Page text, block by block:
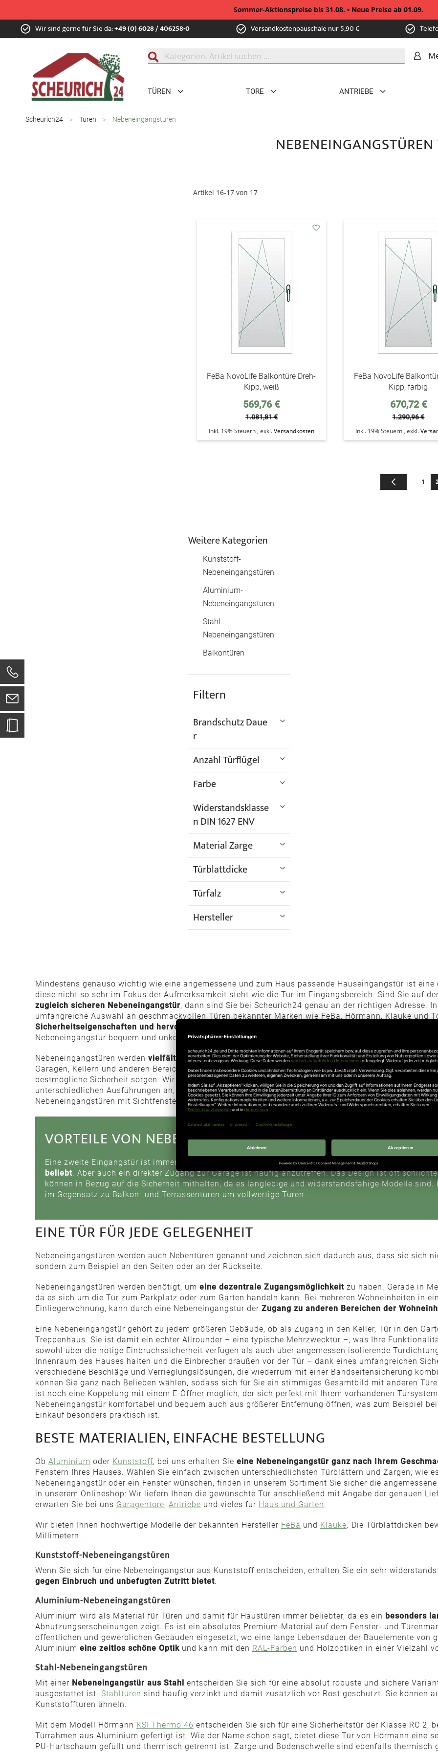
Sommer-Aktionspreise bis 31.08. • Neue Preise ab 01.09.
Zum
Inhalt Wir sind gerne für Sie da:+49 (0) 6028 / 406258-0 Versandkostenpauschale nur 5,90 €
TÜREN TORE ANTRIEBE
Scheurich24 Türen Nebeneingangstüren
Artikel 16-17von 17
FeBa NovoLife Balkontüre Dreh-
Kipp, weiß
Sonderpreis
569,76 €
1.081,81 €
Inkl. 19% Steuern , exkl.Versandkosten
FeBa NovoLife
Kipp, farbig
Sonderpreis
670,72 €
1.290,96 €
Inkl. 19% Steuern ,exkl.
Seite ZurückSeite
1
Filtern
Brandschutz Daue
r
Anzahl Türflügel
Farbe
Widerstandsklasse
n DIN 1627 ENV
Material Zarge
Türblattdicke
Türfalz
Hersteller
Weitere Kategorien
Kunststoff-
Nebeneingangstüren
Aluminium-
Nebeneingangstüren
Stahl-
Nebeneingangstüren
Balkontüren
Mindestens genauso wichtig wie eine angemessene und zum Haus passende Hauseingangstür ist eine
diese nicht so sehr im Fokus der Aufmerksamkeit steht wie die Tür im Eingangsbereich. Sind Sie auf
zugleich sicheren Nebeneingangstür, dann sind Sie bei Scheurich24 genau an der richtigen Adresse.
umfangreiche Auswahl an geschmackvollen Türen bekannter Marken wie FeBa, Hörmann, Klauke und
Sicherheitseigenschaften und hervorragende Isolationswerte
verfügen. Überzeugen Sie sich ganz
Nebeneingangstür bequem und unkompliziert online.
Nebeneingangstüren werden vielfältig eingesetzt, sowohl als zweite Eingangstür an der Rückseite
Garagen, Kellern und anderen Bereichen des Hauses. Neben den optischen Aspekten ist es wichtig,
bestmögliche Sicherheit sorgen. Wir bietenNebeneingangstüren aus verschiedenen Materialien wie
unterschiedlichen Ausführungen an, sodass Sie immer das Modell wählen können, das perfekt zu
Nebeneingangstüren mit Sichtfenstern ausgestattet, die für zusätzliches Licht und einen Blick in den
VORTEILE VON NEBENEINGANGSTÜREN
Eine zweite Eingangstür ist immer von Vorteil, daher sind Nebeneingangstürenals zusätzliches
beliebt. Aber auch ein direkter Zugang zur Garage ist häufig anzutreffen. Das Design ist oft
können in Bezug auf die Sicherheit mithalten, da es langlebige und widerstandsfähige Modelle
im Gegensatz zu Balkon- und Terrassentüren um vollwertige Türen.
EINE TÜR FÜR JEDE GELEGENHEIT
Nebeneingangstüren werden auch Nebentüren genannt und zeichnen sich dadurch aus, dass sie sich
sondern zum Beispiel an den Seiten oder an der Rückseite.
Nebeneingangstüren werden benötigt, um eine dezentrale Zugangsmöglichkeit zu haben. Gerade in
da es sich um die Tür zum Parkplatz oder zum Garten handeln kann. Bei mehreren Wohneinheiten in
Einliegerwohnung, kann durch eine Nebeneingangstür der Zugang zu anderen Bereichen der
Eine Nebeneingangstür gehört zu jedem größeren Gebäude, ob als Zugang in den Keller, Tür in den
Treppenhaus. Sie ist damit ein echter Allrounder – eine typische Mehrzwecktür –, was Ihre
sowohl über die nötige Einbruchssicherheit verfügen als auch über angemessen isolierende
Innenraum des Hauses halten und die Einbrecher draußen vor der Tür – dank eines umfangreichen
verschiedene Beschläge und Verrieglungslösungen, die wiederrum mit einer Bandseitensicherung
können Sie ganz nach Belieben wählen, sodass sich für Sie ein stimmiges Gesamtbild mit anderen
ist noch eine Koppelung mit einem E-Öffner möglich, der sich perfekt mit Ihrem vorhandenen
Nebeneingangstür komfortabel und bequem auch aus größerer Entfernung öffnen, was zum Beispiel
Einkauf besonders praktisch ist.
BESTE MATERIALIEN, EINFACHE BESTELLUNG
Ob Aluminium oder Kunststoff, bei uns erhalten Sie eine Nebeneingangstür ganz nach Ihrem
Fenstern Ihres Hauses. Wählen Sie einfach zwischen unterschiedlichsten Türblättern und Zargen, wie
Nebeneingangstür oder ein Fenster wünschen, finden in unserem Sortiment Sie sicher die
in unserem Onlineshop: Wir liefern Ihnen die gewünschte Tür anschließend mit Angabe der genauen
erwarten Sie bei uns Garagentore, Antriebe und vieles für Haus und Garten.
Wir bieten Ihnen hochwertige Modelle der bekannten Hersteller FeBa und Klauke. Die Türblattdicken
Millimetern.
Kunststoff-Nebeneingangstüren
Wenn Sie sich für eine Nebeneingangstür aus Kunststoff entscheiden, erhalten Sie ein sehr
gegen Einbruch und unbefugten Zutritt bietet.
Aluminium-Nebeneingangstüren
Aluminium wird als Material für Türen und damit für Haustüren immer beliebter, da es ein besonders
Abnutzungserscheinungen zeigt. Es ist ein absolutes Premium-Material auf dem Fenster- und
öffentlichen und gewerblichen Gebäuden eingesetzt, wo eine lange Lebensdauer der Bauelemente von
Aluminium eine zeitlos schöne Optik und kann mit den RAL-Farben und Holzoptiken in einer Vielzahl
Stahl-Nebeneingangstüren
Mit einer Nebeneingangstür aus Stahl entscheiden Sie sich für eine absolut robuste und sichere
ausgestattet ist. Stahltüren sind häufig verzinkt und damit zusätzlich vor Rost geschützt. Sie können
Kunststofftüren ähneln.
Mit dem Modell Hörmann KSI Thermo 46 entscheiden Sie sich für eine Sicherheitstür der Klasse RC 2,
Türrahmen aus Aluminium gefertigt ist. Wie der Name schon sagt, bietet diese Tür von Hörmann eine
PU-Hartschaum gefüllt und thermisch getrennt ist. Zarge und Bodenschwelle sind ebenfalls